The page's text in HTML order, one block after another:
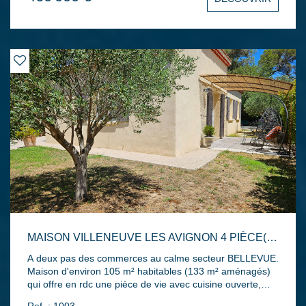
agencement permet d'envisager aussi bien
l'aménagement d'une grande maison familiale que la
agréable et bien exposé, ouvre la voie à de nombreuses
possibilités d'aménagement. Garage attenant. Une
opportunité rare pour les amateurs de rénovation ou les
investisseurs en quête d'un projet.
MAISON VILLENEUVE LES AVIGNON 4 PIÈCE(S) 105 M2
A deux pas des commerces au calme secteur BELLEVUE.
Maison d'environ 105 m² habitables (133 m² aménagés)
qui offre en rdc une pièce de vie avec cuisine ouverte,